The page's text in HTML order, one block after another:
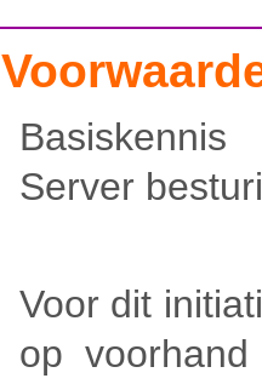
Server
Voor dit
op